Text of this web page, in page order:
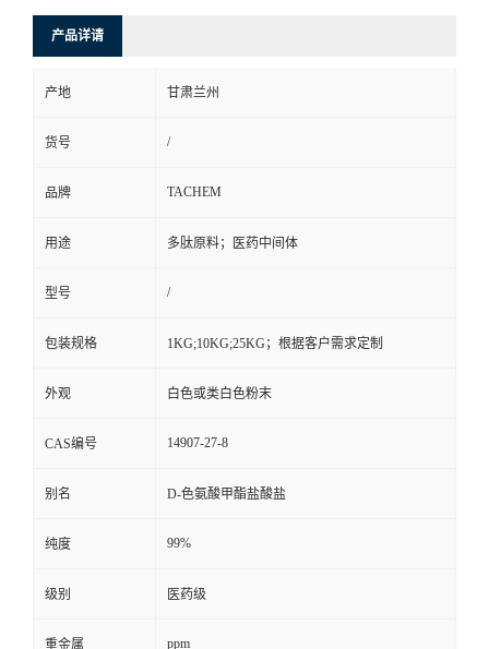
产品详请
产地 甘肃兰州
货号 /
品牌 TACHEM
用途 多肽原料；医药中间体
型号 /
包装规格 1KG;10KG;25KG；根据客户需求定制
外观 白色或类白色粉末
CAS编号 14907-27-8
别名 D-色氨酸甲酯盐酸盐
纯度 99%
级别 医药级
重金属 ppm